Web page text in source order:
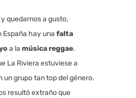
quedarnos a gusto,
España hay una falta
a la músicareggae.
La Riviera estuviese a
un grupo tan top del género.
resultó extraño que